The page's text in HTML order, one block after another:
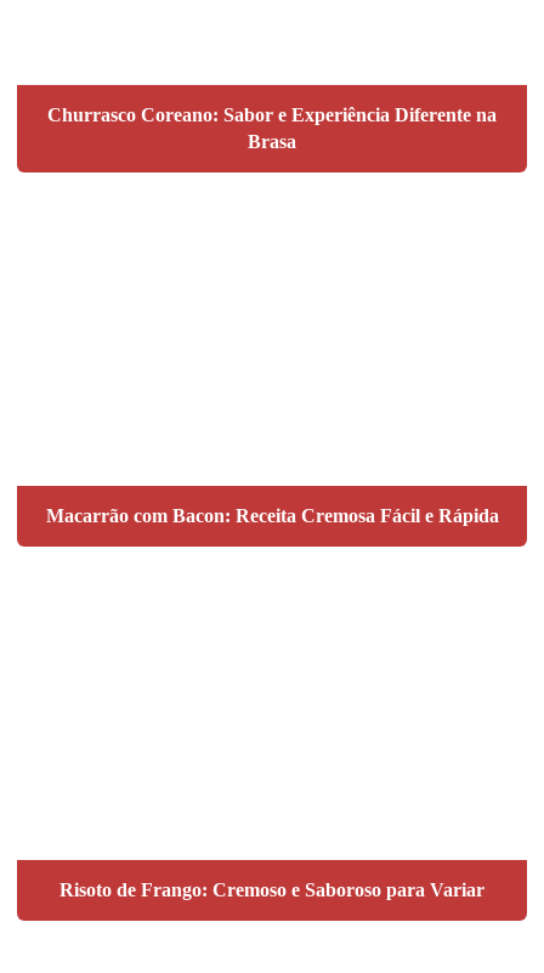
Churrasco Coreano: Sabor e Experiência Diferente na
Brasa
Macarrão com Bacon: Receita Cremosa Fácil e Rápida
Risoto de Frango: Cremoso e Saboroso para Variar